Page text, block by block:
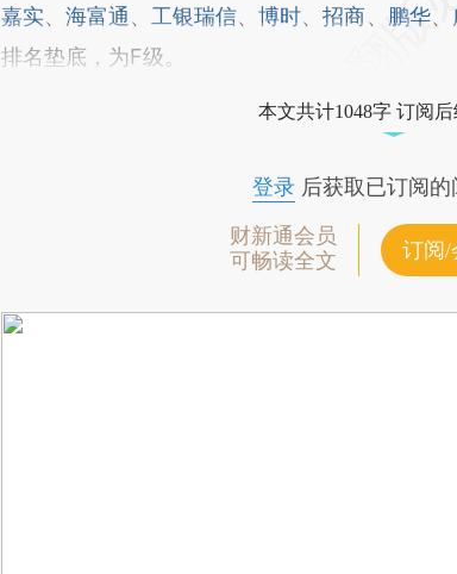
嘉实、海富通、 工银瑞信、博时、招商、 鹏华、
排名垫底，为F级。
本文共计1048字 订阅
登录后获取已订阅的
财新通会员
可畅读全文
订阅/